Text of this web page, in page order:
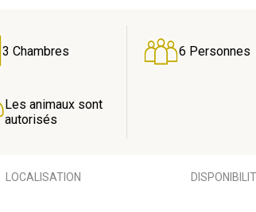
3 Chambres 6 Personnes
Les animaux sont
autorisés
LOCALISATION